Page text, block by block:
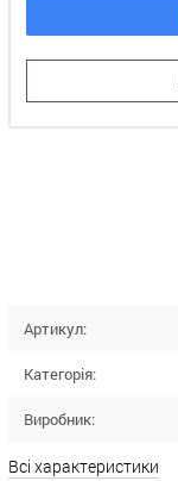
Артикул:
Категорія:
Виробник:
Всі характеристики